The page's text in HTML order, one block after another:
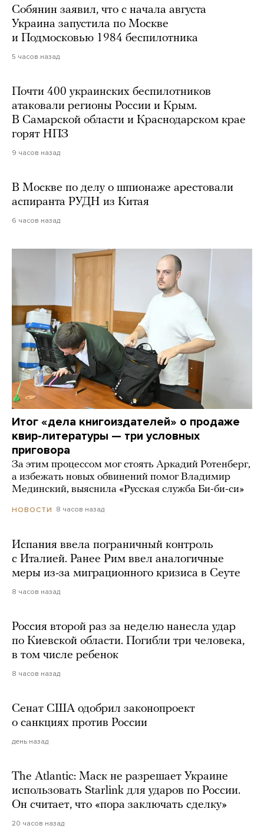
Собянин заявил, что с начала августа
Украина запустила по Москве
и Подмосковью 1984 беспилотника
5 часов назад
Почти 400 украинских беспилотников
атаковали регионы России и Крым.
В Самарской области и Краснодарском крае
горят НПЗ
9 часов назад
В Москве по делу о шпионаже арестовали
аспиранта РУДН из Китая
6 часов назад
Итог «дела книгоиздателей» о продаже
квир-литературы — три условных
приговора
За этим процессом мог стоять Аркадий Ротенберг,
а избежать новых обвинений помог Владимир
Мединский, выяснила «Русская служба Би-би-си»
НОВОСТИ 8 часов назад
Испания ввела пограничный контроль
с Италией. Ранее Рим ввел аналогичные
меры из-за миграционного кризиса в Сеуте
8 часов назад
Россия второй раз за неделю нанесла удар
по Киевской области. Погибли три человека,
в том числе ребенок
8 часов назад
Сенат США одобрил законопроект
о санкциях против России
день назад
The Atlantic: Маск не разрешает Украине
использовать Starlink для ударов по России.
Он считает, что «пора заключать сделку»
20 часов назад